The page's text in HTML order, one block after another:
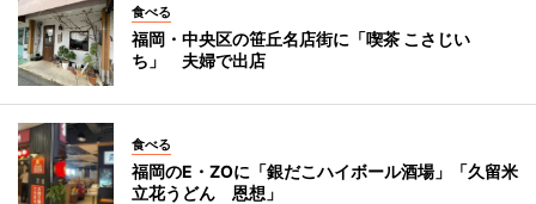
食べる
福岡・中央区の笹丘名店街に「喫茶 こさじい
ち」 夫婦で出店
食べる
福岡のE・ZOに「銀だこハイボール酒場」「久留米
立花うどん 恩想」